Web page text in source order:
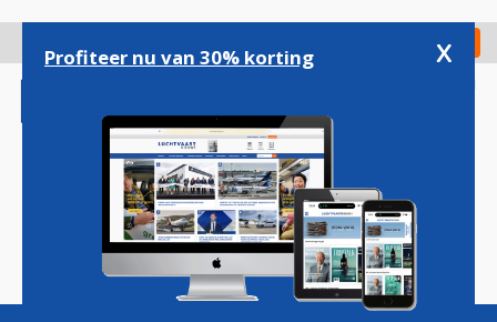
gaan
Check in
Magazine Podcasts Vacatures
Profiteer nu van 30% korting x